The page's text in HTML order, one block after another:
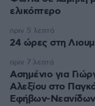
ελικόπτερο
24 ώρες στη
πριν 5 λεπτά
Ασημένιο για
Αλεξίου στο
Εφήβων-Νεανίδων
πριν 7 λεπτά